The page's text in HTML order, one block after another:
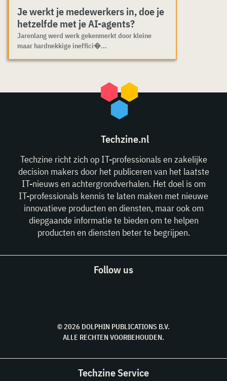
Je werkt je medewerkers in, doe je
hetzelfde met je AI-agents?
Jarenlang werd werk gekenmerkt door kleine
maar hardnekkige ineffici�...
Techzine.nl
Techzine richt zich op IT-professionals en zakelijke
decision makers door het publiceren van het laatste
IT-nieuws en achtergrondverhalen. Het doel is om
IT-professionals kennis te laten maken met nieuwe
innovatieve producten en diensten, maar ook om
diepgaande informatie te bieden om te helpen
producten en diensten beter te begrijpen.
Follow us
© 2026 DOLPHIN PUBLICATIONS B.V.
ALLE RECHTEN VOORBEHOUDEN.
Techzine Service